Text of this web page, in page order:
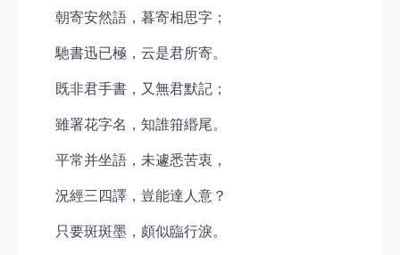
朝寄安然語，暮寄相思字；
馳書迅已極，云是君所寄。
既非君手書，又無君默記；
雖署花字名，知誰箝緡尾。
平常并坐語，未遽悉苦衷，
況經三四譯，豈能達人意？
只要斑斑墨，頗似臨行淚。